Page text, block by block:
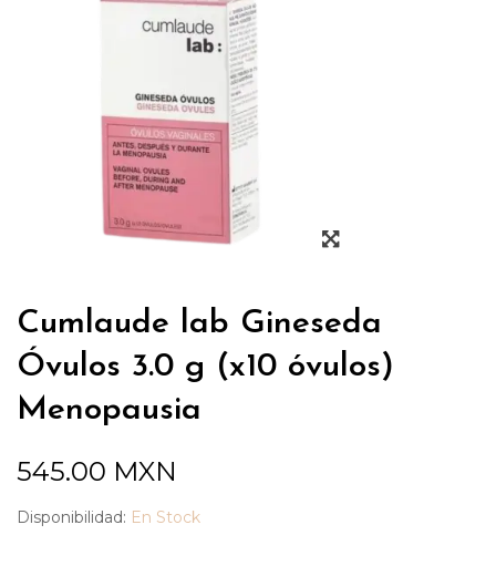
Cumlaude lab Gineseda
Óvulos 3.0 g (x10 óvulos)
Menopausia
545.00 MXN
Disponibilidad: En Stock